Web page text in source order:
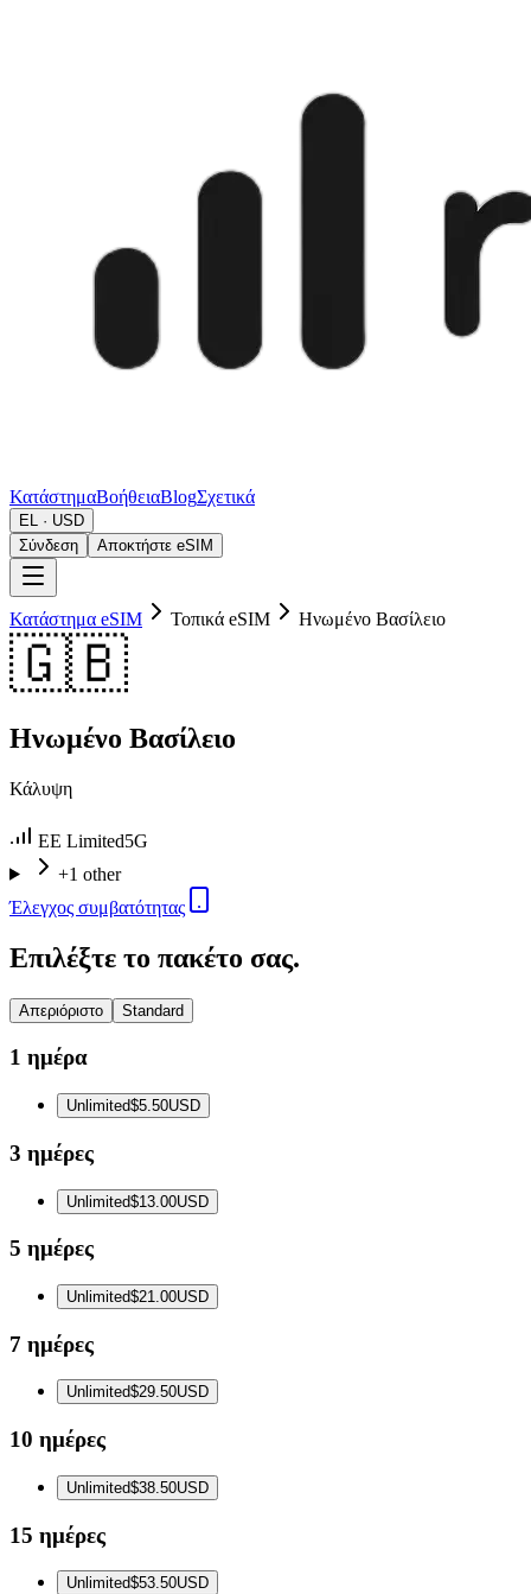
ΚατάστημαΒοήθειαBlogΣχετικά
EL · USD
Σύνδεση
Αποκτήστε eSIM
Κατάστημα eSIM Τοπικά eSIM Ηνωμένο Βασίλειο
🇬🇧
Ηνωμένο Βασίλειο
Κάλυψη
EE Limited5G
+1 other
Έλεγχος συμβατότητας
Επιλέξτε το πακέτο σας.
Απεριόριστο Standard
1 ημέρα
Unlimited$5.50USD
3 ημέρες
Unlimited$13.00USD
5 ημέρες
Unlimited$21.00USD
7 ημέρες
Unlimited$29.50USD
10 ημέρες
Unlimited$38.50USD
15 ημέρες
Unlimited$53.50USD